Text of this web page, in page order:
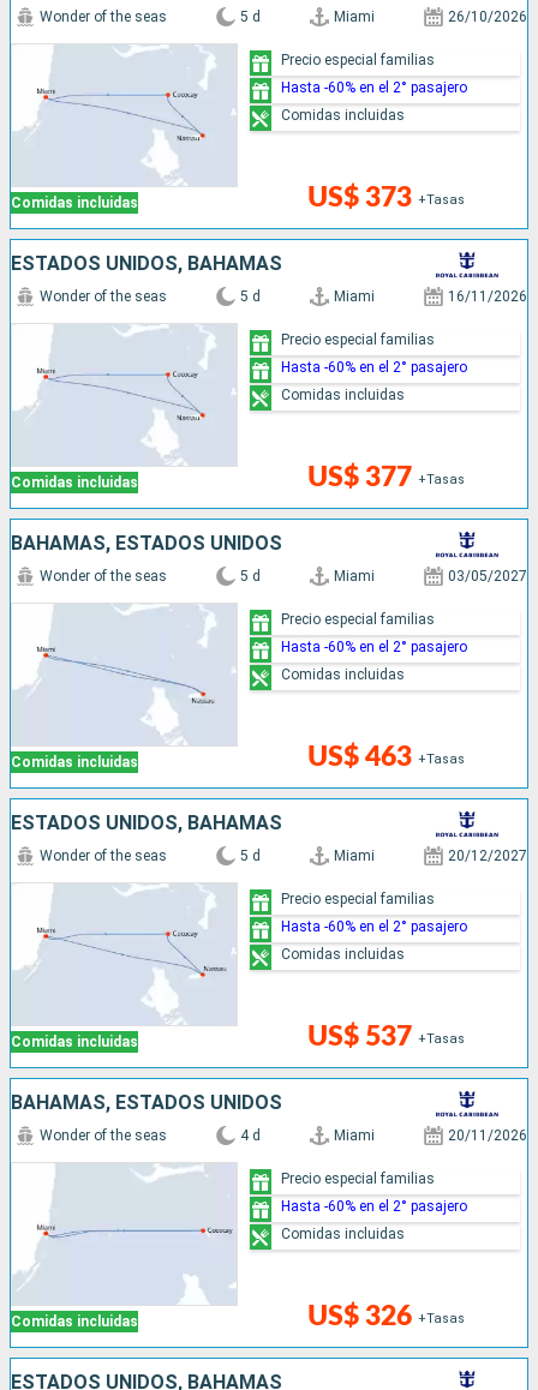
Comidas incluidas
Wonder of the seas 5 d Miami 26/10/2026
US$ 373 +Tasas
Precio especial familias
Hasta -60% en el 2° pasajero
Comidas incluidas
ESTADOS UNIDOS, BAHAMAS
Comidas incluidas
Wonder of the seas 5 d Miami 16/11/2026
US$ 377 +Tasas
Precio especial familias
Hasta -60% en el 2° pasajero
Comidas incluidas
BAHAMAS, ESTADOS UNIDOS
Comidas incluidas
Wonder of the seas 5 d Miami 03/05/2027
US$ 463 +Tasas
Precio especial familias
Hasta -60% en el 2° pasajero
Comidas incluidas
ESTADOS UNIDOS, BAHAMAS
Comidas incluidas
Wonder of the seas 5 d Miami 20/12/2027
US$ 537 +Tasas
Precio especial familias
Hasta -60% en el 2° pasajero
Comidas incluidas
BAHAMAS, ESTADOS UNIDOS
Comidas incluidas
Wonder of the seas 4 d Miami 20/11/2026
US$ 326 +Tasas
Precio especial familias
Hasta -60% en el 2° pasajero
Comidas incluidas
ESTADOS UNIDOS, BAHAMAS